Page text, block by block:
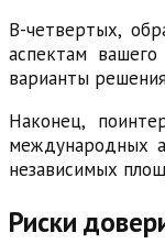
В-четвертых,
аспектам
варианты
Наконец,
международных
независимых
Риски